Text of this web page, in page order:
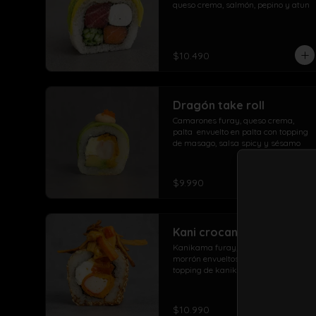
arrolladito primavera y papas con
queso crema, salmón, pepino y atun
$10.490
Dragón take roll
Camarones furay, queso crema,
palta  envuelto en palta con topping
de masago, salsa spicy y sésamo
$9.990
Kani crocante especial
Kanikama furay, Queso crema,
morrón envueltos en sésamo,
topping de kanikama crocante con
$10.990